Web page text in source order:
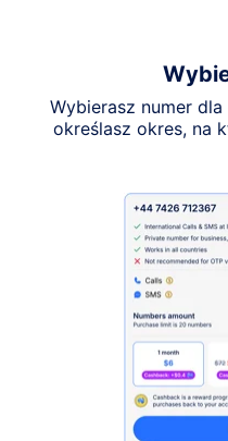
Wybierasz numer
określasz okres, na